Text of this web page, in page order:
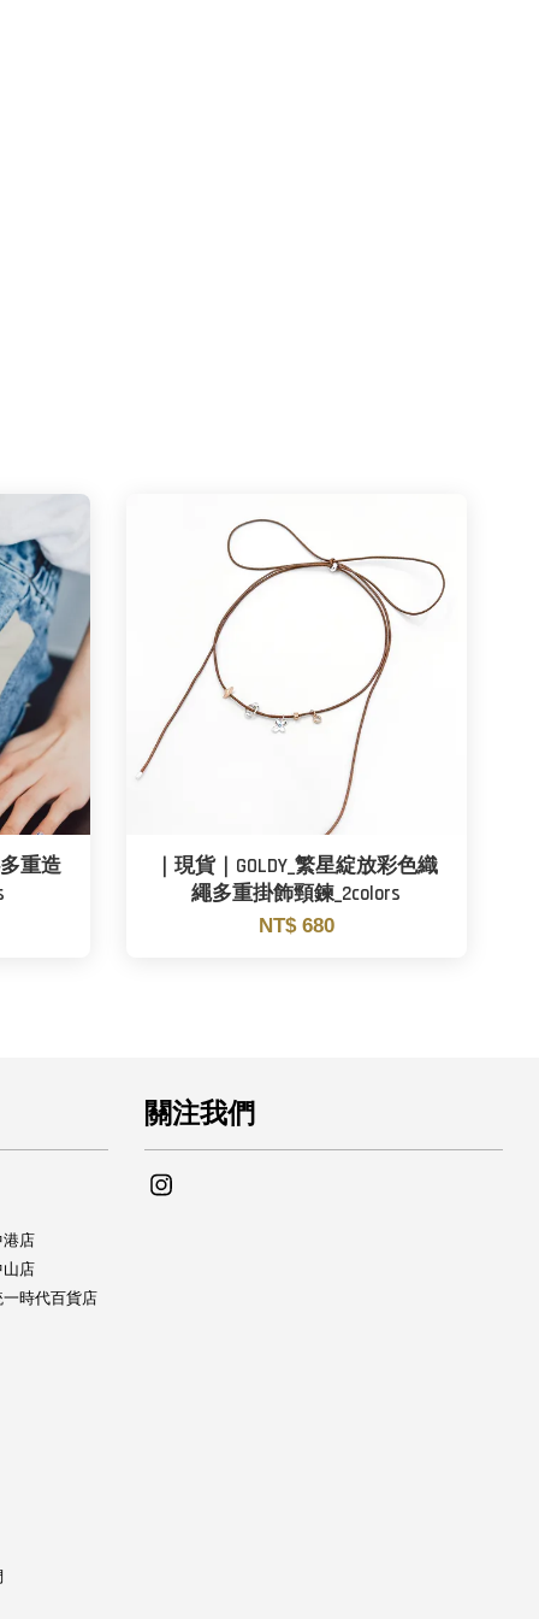
多重造
｜現貨｜GOLDY_繁星綻放彩色織
繩多重掛飾頸鍊_2colors
NT$ 680
港店
山店
時代百貨店
關注我們